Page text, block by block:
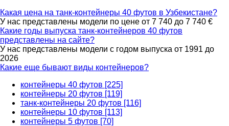
Какая цена на танк-контейнеры 40 футов в Узбекистане?
У нас представлены модели по цене от 7 740 до 7 740 €
Какие годы выпуска танк-контейнеров 40 футов
представлены на сайте?
У нас представлены модели с годом выпуска от 1991 до
2026
Какие еще бывают виды контейнеров?
контейнеры 40 футов [225]
контейнеры 20 футов [119]
танк-контейнеры 20 футов [116]
контейнеры 10 футов [113]
контейнеры 5 футов [70]